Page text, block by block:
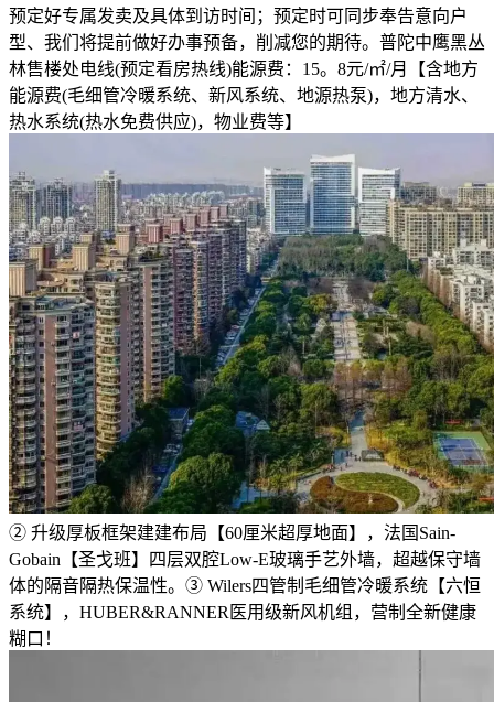
预定好专属发卖及具体到访时间；预定时可同步奉告意向户
型、我们将提前做好办事预备，削减您的期待。普陀中鹰黑丛
林售楼处电线(预定看房热线)能源费：15。8元/㎡/月【含地方
能源费(毛细管冷暖系统、新风系统、地源热泵)，地方清水、
热水系统(热水免费供应)，物业费等】
② 升级厚板框架建建布局【60厘米超厚地面】，法国Sain-
Gobain【圣戈班】四层双腔Low-E玻璃手艺外墙，超越保守墙
体的隔音隔热保温性。③ Wilers四管制毛细管冷暖系统【六恒
系统】，HUBER&RANNER医用级新风机组，营制全新健康
糊口！